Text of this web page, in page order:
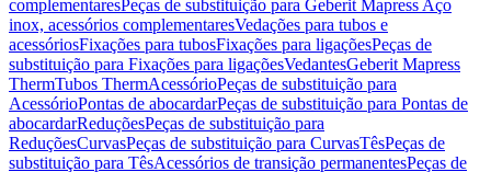
complementaresPeças de substituição para Geberit Mapress Aço
inox, acessórios complementaresVedações para tubos e
acessóriosFixações para tubosFixações para ligaçõesPeças de
substituição para Fixações para ligaçõesVedantesGeberit Mapress
ThermTubos ThermAcessórioPeças de substituição para
AcessórioPontas de abocardarPeças de substituição para Pontas de
abocardarReduçõesPeças de substituição para
ReduçõesCurvasPeças de substituição para CurvasTêsPeças de
substituição para TêsAcessórios de transição permanentesPeças de